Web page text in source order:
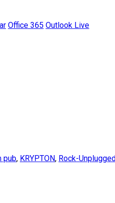
Office 365 Outlook Live
pub, KRYPTON, Rock-